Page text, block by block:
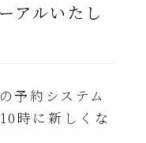
アルいたし
約システム
時に新しくな